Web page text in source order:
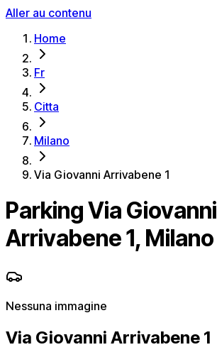
Aller au contenu
Home
Fr
Citta
Milano
Via Giovanni Arrivabene 1
Parking Via Giovanni
Arrivabene 1, Milano
Nessuna immagine
Via Giovanni Arrivabene 1